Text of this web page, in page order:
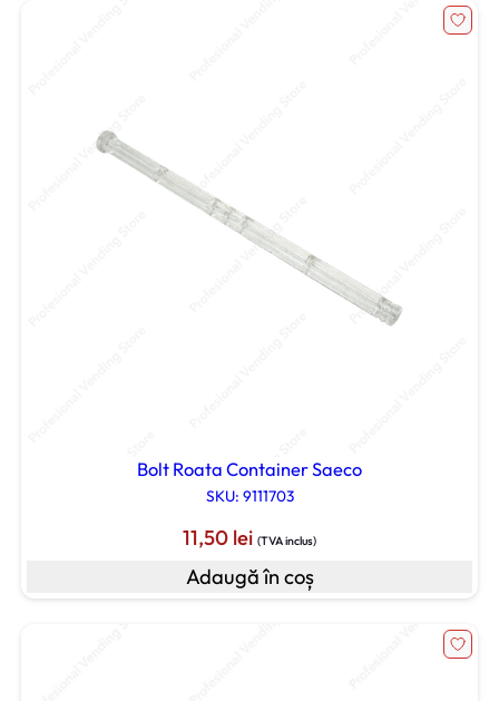
Bolt Roata Container Saeco
SKU: 9111703
11,50 lei (TVA inclus)
Adaugă în coș